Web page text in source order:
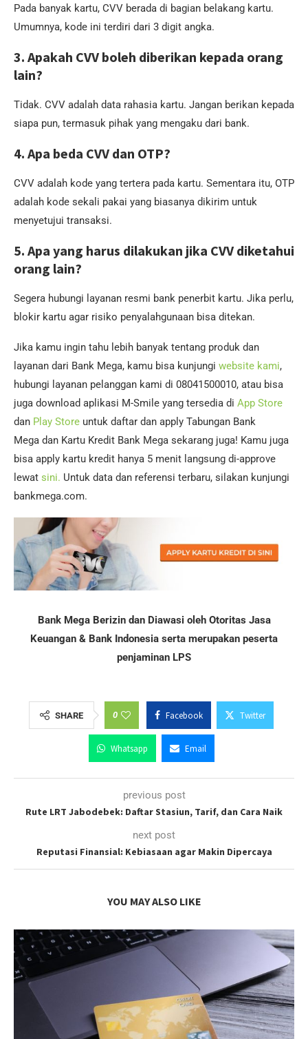
Pada banyak kartu, CVV berada di bagian belakang kartu.
Umumnya, kode ini terdiri dari 3 digit angka.
3. Apakah CVV boleh diberikan kepada orang
lain?
Tidak. CVV adalah data rahasia kartu. Jangan berikan kepada
siapa pun, termasuk pihak yang mengaku dari bank.
4. Apa beda CVV dan OTP?
CVV adalah kode yang tertera pada kartu. Sementara itu, OTP
adalah kode sekali pakai yang biasanya dikirim untuk
menyetujui transaksi.
5. Apa yang harus dilakukan jika CVV diketahui
orang lain?
Segera hubungi layanan resmi bank penerbit kartu. Jika perlu,
blokir kartu agar risiko penyalahgunaan bisa ditekan.
Jika kamu ingin tahu lebih banyak tentang produk dan
layanan dari Bank Mega, kamu bisa kunjungi website kami,
hubungi layanan pelanggan kami di 08041500010, atau bisa
juga download aplikasi M-Smile yang tersedia di App Store
dan Play Store untuk daftar dan apply Tabungan Bank
Mega dan Kartu Kredit Bank Mega sekarang juga! Kamu juga
bisa apply kartu kredit hanya 5 menit langsung di-approve
lewat sini. Untuk data dan referensi terbaru, silakan kunjungi
bankmega.com.
Bank Mega Berizin dan Diawasi oleh Otoritas Jasa
Keuangan & Bank Indonesia serta merupakan peserta
penjaminan LPS
SHARE 0 Facebook Twitter
Whatsapp Email
previous post
Rute LRT Jabodebek: Daftar Stasiun, Tarif, dan Cara Naik
next post
Reputasi Finansial: Kebiasaan agar Makin Dipercaya
YOU MAY ALSO LIKE